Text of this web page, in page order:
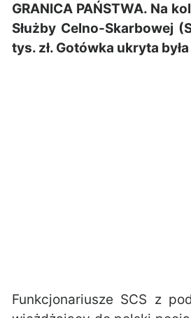
GRANICA PAŃSTWA. Na
Służby Celno-Skarbowej
tys. zł. Gotówka ukryta
Funkcjonariusze SCS z